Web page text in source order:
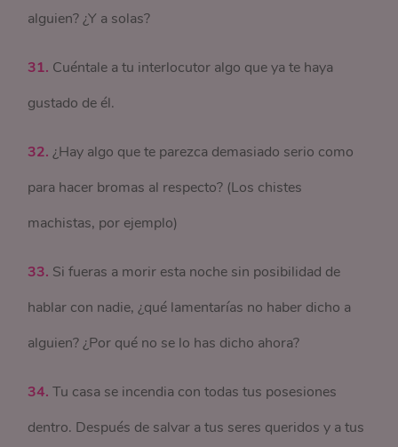
alguien? ¿Y a solas?
31. Cuéntale a tu interlocutor algo que ya te haya
gustado de él.
32.¿Hay algo que te parezca demasiado serio como
para hacer bromas al respecto? (Los chistes
machistas, por ejemplo)
33. Si fueras a morir esta noche sin posibilidad de
hablar con nadie, ¿qué lamentarías no haber dicho a
alguien? ¿Por qué no se lo has dicho ahora?
34.Tu casa se incendia con todas tus posesiones
dentro. Después de salvar a tus seres queridos y a tus